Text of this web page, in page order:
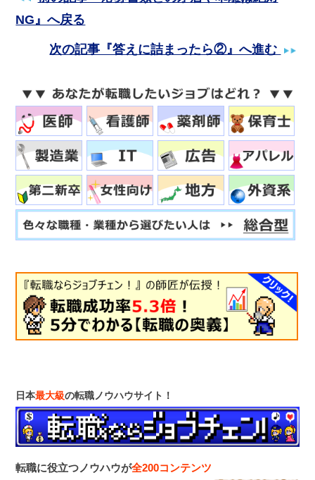
NG』へ戻る
次の記事『答えに詰まったら②』へ進む
日本最大級の転職ノウハウサイト！
転職に役立つノウハウが全200コンテンツ